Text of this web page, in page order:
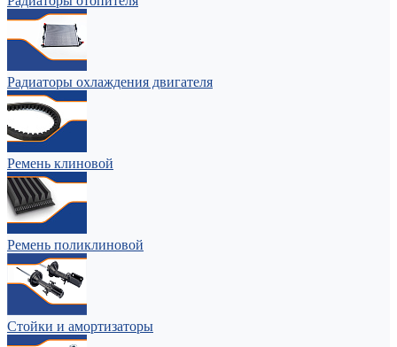
Радиаторы охлаждения двигателя
Ремень клиновой
Ремень поликлиновой
Стойки и амортизаторы